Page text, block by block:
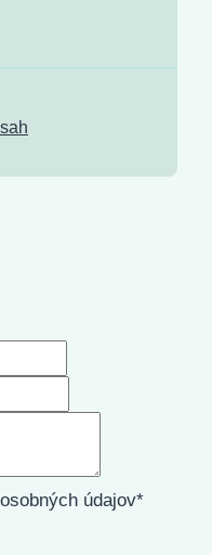
údajov*